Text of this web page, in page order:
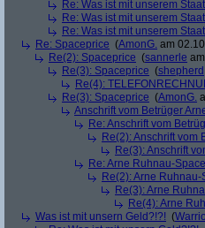
Re: Was ist mit unserem
Re: Was ist mit unserem
Re: Was ist mit unserem
Re: Spaceprice (AmonG. am
Re(2): Spaceprice (sannerle
Re(3): Spaceprice (shepherd
Re(4):
Re(3): Spaceprice (AmonG.
Anschrift vom Betrüger
Re: Anschrift vom
Re(2): Anschrift vom
Re(3): Anschrift
Re: Arne Ruhnau-
Re(2): Arne Ruhnau-
Re(3): Arne
Re(4): Arne
Was ist mit unsern Geld?!?! (